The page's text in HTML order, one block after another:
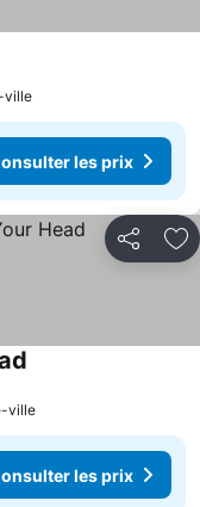
les prix
ville
les prix
Partager
ville
les prix